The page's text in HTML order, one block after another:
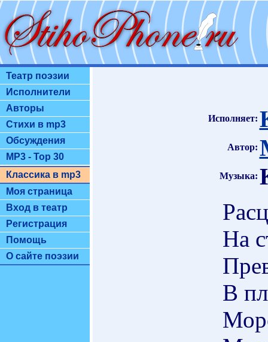
Театр поэзии
Исполнители
Авторы
Стихи в mp3
Обсуждения
MP3 - Top 30
Классика в mp3
Моя страница
Вход в театр
Регистрация
Помощь
О сайте поэзии
Исполняет:
Автор:
Музыка:
На
В